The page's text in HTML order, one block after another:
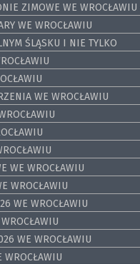
ZIMOWE WE
WE WROCŁAWIU
ŚLĄSKU I NIE TYLKO
WE WROCŁAWIU
WE WROCŁAWIU
WROCŁAWIU
WE WROCŁAWIU
WE WROCŁAWIU
WROCŁAWIU